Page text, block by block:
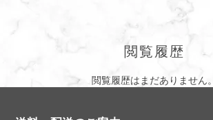
閲覧履歴
閲覧履歴はまだありません。